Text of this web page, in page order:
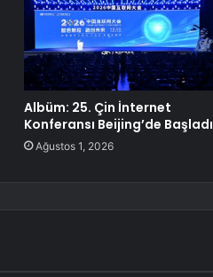
Albüm: 25. Çin İnternet
Konferansı Beijing’de Başladı
Ağustos 1, 2026